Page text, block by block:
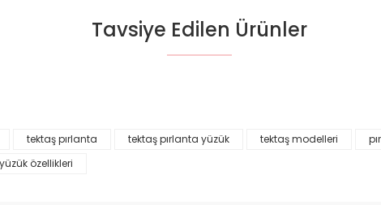
Bu ürüne ilk yorumu siz yapın!
yetersiz gördüğünüz noktaları öneri formunu kullanarak tarafımıza
Tavsiye Edilen Ürünler
tektaş pırlanta tektaş pırlanta yüzük tektaş modelleri
özellikleri